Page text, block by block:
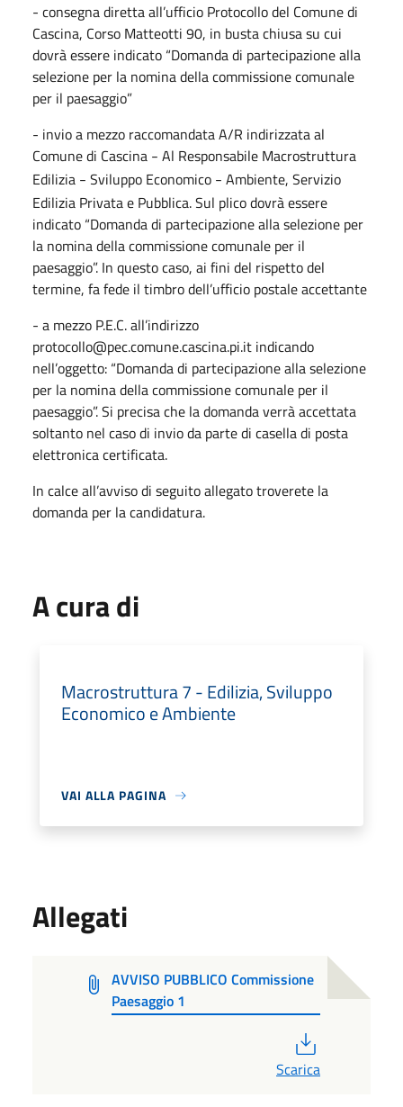
- consegna diretta all’ufficio Protocollo del Comune di
Cascina, Corso Matteotti 90, in busta chiusa su cui
dovrà essere indicato “Domanda di partecipazione alla
selezione per la nomina della commissione comunale
per il paesaggio”
- invio a mezzo raccomandata A/R indirizzata al
Comune di Cascina – Al Responsabile Macrostruttura
Edilizia – Sviluppo Economico – Ambiente, Servizio
Edilizia Privata e Pubblica. Sul plico dovrà essere
indicato “Domanda di partecipazione alla selezione per
la nomina della commissione comunale per il
paesaggio”. In questo caso, ai fini del rispetto del
termine, fa fede il timbro dell’ufficio postale accettante
- a mezzo P.E.C. all’indirizzo
protocollo@pec.comune.cascina.pi.it indicando
nell’oggetto: “Domanda di partecipazione alla selezione
per la nomina della commissione comunale per il
paesaggio”. Si precisa che la domanda verrà accettata
soltanto nel caso di invio da parte di casella di posta
elettronica certificata.
In calce all’avviso di seguito allegato troverete la
domanda per la candidatura.
A cura di
Macrostruttura 7 - Edilizia, Sviluppo
Economico e Ambiente
VAI ALLA PAGINA
Allegati
AVVISO PUBBLICO Commissione
Paesaggio 1
Scarica